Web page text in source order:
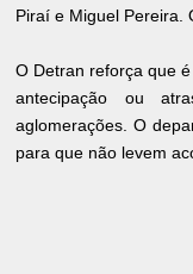
Piraí e Miguel Pereira.
O Detran reforça que
antecipação ou
aglomerações. O
para que não levem